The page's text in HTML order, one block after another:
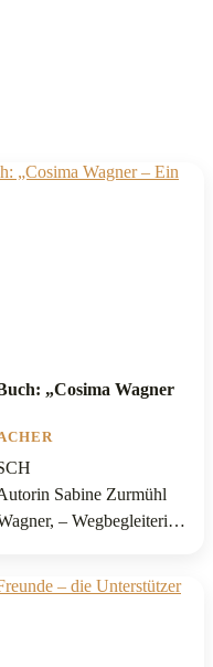
„Cosima Wagner
Sabine Zurmühl
– Wegbegleiterin
Antisemitin u n d
n d der Rebellion.
Leben, […]